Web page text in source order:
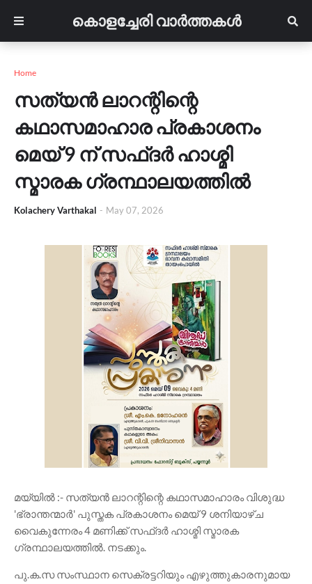
കൊളച്ചേരി വാർത്തകൾ
Home
സത്യൻ ലാറന്റിന്റെ
കഥാസമാഹാര പ്രകാശനം
മെയ് 9 ന് സഫ്‌ദർ ഹാശ്മി
സ്മാരക ഗ്രന്ഥാലയത്തിൽ
Kolachery Varthakal - May 07, 2026
മയ്യിൽ :- സത്യൻ ലാറന്റിന്റെ കഥാസമാഹാരം വിശുദ്ധ
'ഭ്രാന്തന്മാർ' പുസ്തക പ്രകാശനം മെയ് 9 ശനിയാഴ്ച
വൈകുന്നേരം 4 മണിക്ക് സഫ്‌ദർ ഹാശ്മി സ്മാരക
ഗ്രന്ഥാലയത്തിൽ. നടക്കും.
പു.ക.സ സംസ്ഥാന സെക്രട്ടറിയും എഴുത്തുകാരനുമായ